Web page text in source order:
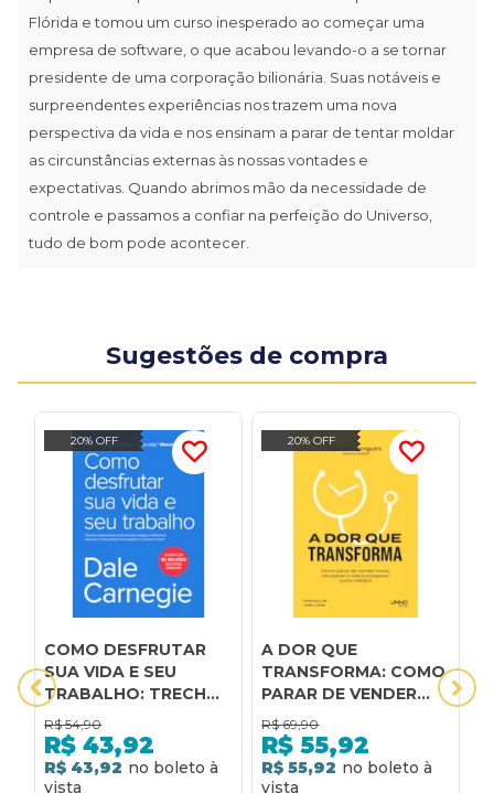
Flórida e tomou um curso inesperado ao começar uma
empresa de software, o que acabou levando-o a se tornar
presidente de uma corporação bilionária. Suas notáveis e
surpreendentes experiências nos trazem uma nova
perspectiva da vida e nos ensinam a parar de tentar moldar
as circunstâncias externas às nossas vontades e
expectativas. Quando abrimos mão da necessidade de
controle e passamos a confiar na perfeição do Universo,
tudo de bom pode acontecer.
Sugestões de compra
20% OFF
COMO DESFRUTAR
SUA VIDA E SEU
TRABALHO: TRECHOS
SELECIONADOS DE
COMO FAZER AMIGOS
E INFLUENCIAR
PESSOAS E COMO
R$ 54,90
R$ 43,92
R$ 43,92
20% OFF
A DOR QUE
TRANSFORMA: COMO
PARAR DE VENDER
HORAS, RECUPERAR A
VIDA E PROSPERAR
COMO MÉDICO
R$ 69,90
R$ 55,92
R$ 55,92